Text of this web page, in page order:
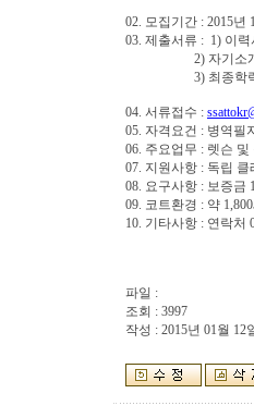
02. 모집기간 : 2015년
03. 제출서류 : 1)
2) 자기소
3) 최종학력증
04. 서류접수 :
05. 자격요건 : 병역필
06. 주요업무 : 렛슨 및
07. 지원사항 : 독립
08. 요구사항 : 보증금
09. 코트환경 : 약
10. 기타사항 : 연락처
삼환아파
파일 :
조회 : 3997
작성 : 2015년 01월 12